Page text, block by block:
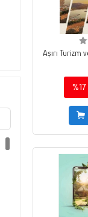
Aşırı Turizm
%17